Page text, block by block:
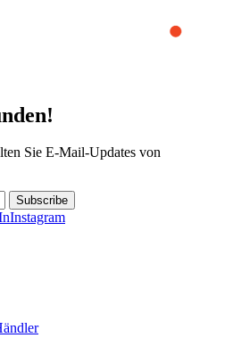
Sie E-Mail-Updates von
Subscribe
Instagram